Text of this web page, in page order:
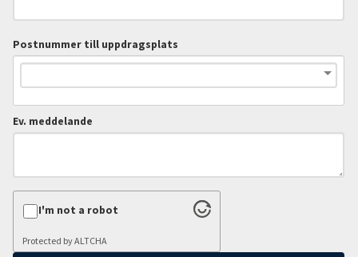
Postnummer till uppdragsplats
Ev. meddelande
I'm not a robot
Protected byALTCHA